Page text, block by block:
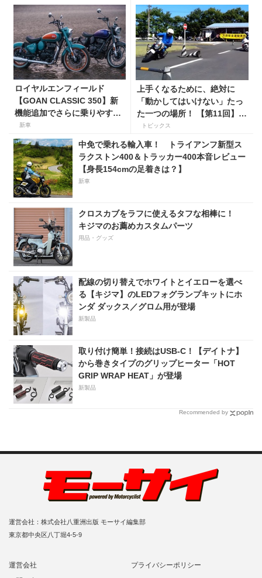
ロイヤルエンフィールド
【GOAN CLASSIC 350】新
機能追加でさらに乗りやすく
なった2026年モデルは、価格
80万800円〜で7月31日発
売！
新車
上手くなるために、絶対に
「動かしてはいけない」たっ
た一つの場所！ 【第11回】現
役二輪教習指導員YouTuber
トピックス
中免で乗れる輸入車！ トライアンフ新型ス
ラクストン400＆トラッカー400本音レビュー
【身長154cmの足着きは？】
新車
クロスカブをラフに使えるタフな相棒に！
キジマのお薦めカスタムパーツ
用品・グッズ
配線の切り替えでホワイトとイエローを選べ
る【キジマ】のLEDフォグランプキットにホ
ンダ ダックス／グロム用が登場
新製品
取り付け簡単！接続はUSB-C！【デイトナ】
から巻きタイプのグリップヒーター「HOT
GRIP WRAP HEAT」が登場
新製品
Recommended by
運営会社：株式会社八重洲出版 モーサイ編集部
東京都中央区八丁堀4-5-9
運営会社
プライバシーポリシー